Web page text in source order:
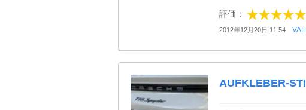
評価：
2012年12月20日 11:54
AUFKLEBER-